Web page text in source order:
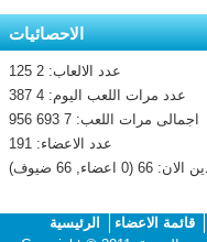
الاحصائيات
عدد الالعاب: 2 125
عدد مرات اللعب اليوم: 4 387
اجمالى مرات اللعب: 7 693 956
عدد الاعضاء: 191
(0 اعضاء, 66 ضيوف)
الرئيسية قائمة الاعضاء